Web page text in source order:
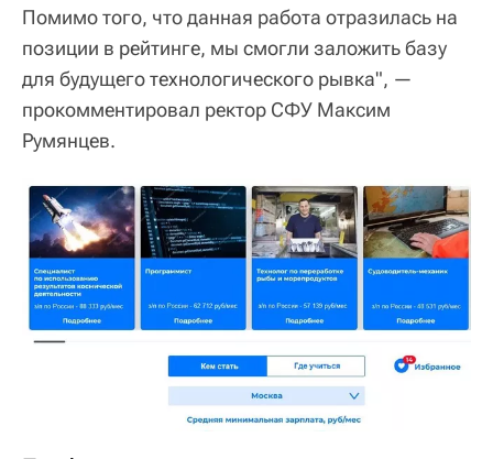
Помимо того, что данная работа отразилась на
позиции в рейтинге, мы смогли заложить базу
для будущего технологического рывка", —
прокомментировал ректор СФУ Максим
Румянцев.